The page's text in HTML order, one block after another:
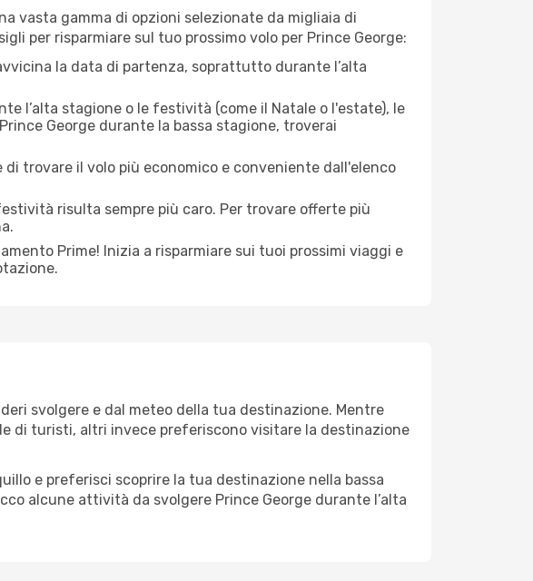
vasta gamma di opzioni selezionate da migliaia di
per risparmiare sul tuo prossimo volo per Prince George:
la data di partenza, soprattutto durante l’alta
l’alta stagione o le festività (come il Natale o l'estate), le
George durante la bassa stagione, troverai
trovare il volo più economico e conveniente dall'elenco
risulta sempre più caro. Per trovare offerte più
Prime! Inizia a risparmiare sui tuoi prossimi viaggi e
svolgere e dal meteo della tua destinazione. Mentre
di turisti, altri invece preferiscono visitare la destinazione
e preferisci scoprire la tua destinazione nella bassa
alcune attività da svolgere Prince George durante l’alta